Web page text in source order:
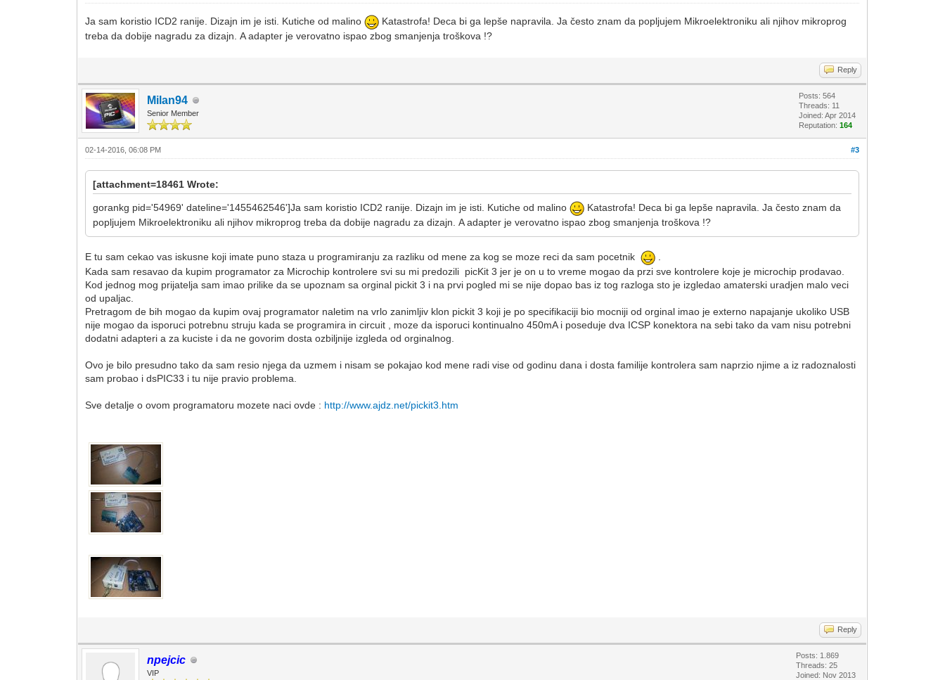
Ja sam koristio ICD2 ranije. Dizajn im je isti. Kutiche od malino
Katastrofa! Deca bi ga lepše napravila. Ja često znam da popljujem Mikroelektroniku ali njihov mikroprog
treba da dobije nagradu za dizajn. A adapter je verovatno ispao zbog smanjenja troškova !?
Reply
Milan94
Senior Member
Posts: 564
Threads: 11
Joined: Apr 2014
Reputation:164
#3
02-14-2016, 06:08 PM
[attachment=18461 Wrote:
gorankg pid='54969' dateline='1455462546']Ja sam koristio ICD2 ranije. Dizajn im je isti. Kutiche od malino
Katastrofa! Deca bi ga lepše napravila. Ja često znam da
popljujem Mikroelektroniku ali njihov mikroprog treba da dobije nagradu za dizajn. A adapter je verovatno ispao zbog smanjenja troškova !?
E tu sam cekao vas iskusne koji imate puno staza u programiranju za razliku od mene za kog se moze reci da sam pocetnik
.
Kada sam resavao da kupim programator za Microchip kontrolere svi su mi predozili picKit 3 jer je on u to vreme mogao da przi sve kontrolere koje je microchip prodavao.
Kod jednog mog prijatelja sam imao prilike da se upoznam sa orginal pickit 3 i na prvi pogled mi se nije dopao bas iz tog razloga sto je izgledao amaterski uradjen malo veci
od upaljac.
Pretragom de bih mogao da kupim ovaj programator naletim na vrlo zanimljiv klon pickit 3 koji je po specifikaciji bio mocniji od orginal imao je externo napajanje ukoliko USB
nije mogao da isporuci potrebnu struju kada se programira in circuit , moze da isporuci kontinualno 450mA i poseduje dva ICSP konektora na sebi tako da vam nisu potrebni
dodatni adapteri a za kuciste i da ne govorim dosta ozbiljnije izgleda od orginalnog.
Ovo je bilo presudno tako da sam resio njega da uzmem i nisam se pokajao kod mene radi vise od godinu dana i dosta familije kontrolera sam naprzio njime a iz radoznalosti
sam probao i dsPIC33 i tu nije pravio problema.
Sve detalje o ovom programatoru mozete naci ovde : http://www.ajdz.net/pickit3.htm
Reply
npejcic
VIP
Posts: 1.869
Threads: 25
Joined: Nov 2013